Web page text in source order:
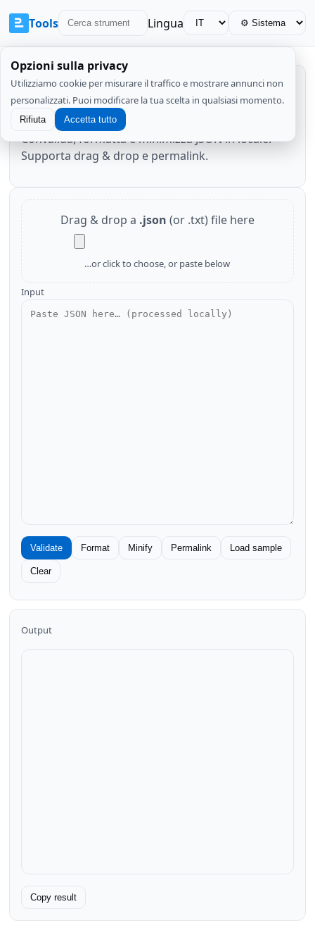
Tools Lingua
Opzioni sulla privacy
Utilizziamo cookie per misurare il traffico e mostrare annunci non
personalizzati. Puoi modificare la tua scelta in qualsiasi momento.
Rifiuta Accetta tutto
Validatore JSON
Convalida, formatta e minimizza JSON in locale.
Supporta drag & drop e permalink.
Drag & drop a .json (or .txt) file here
…or click to choose, or paste below
Input
Validate Format Minify Permalink Load sample
Clear
Output
Copy result